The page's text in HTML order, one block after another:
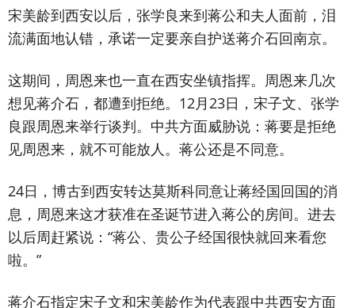
宋美龄到西安以后，张学良来到蒋公和夫人面前，泪
流满面地认错，承诺一定要亲自护送蒋介石回南京。
这期间，周恩来也一直在西安坐镇指挥。周恩来几次
想见蒋介石，都遭到拒绝。12月23日，宋子文、张学
良跟周恩来举行谈判。中共方面威胁说：蒋要是拒绝
见周恩来，就不可能放人。蒋公还是不同意。
24日，博古到西安转达莫斯科同意让蒋经国回国的消
息，周恩来这才获准在圣诞节进入蒋公的房间。进去
以后周赶紧说：“蒋公、贵公子经国很快就回来看您
啦。”
蒋介石指定宋子文和宋美龄作为代表跟中共西安方面